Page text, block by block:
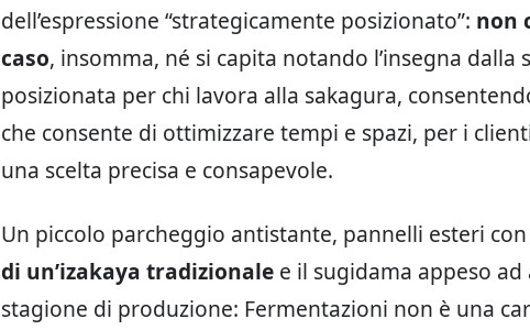
dell’espressione “strategicamente posizionato”: non
caso, insomma, né si capita notando l’insegna dalla
posizionata per chi lavora alla sakagura,
che consente di ottimizzare tempi e spazi, per i
una scelta precisa e consapevole.
Un piccolo parcheggio antistante, pannelli esteri
di un’izakaya tradizionale e il sugidama appeso
stagione di produzione: Fermentazioni non è una